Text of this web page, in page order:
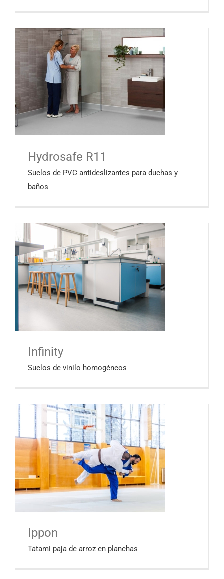
Hydrosafe R11
Suelos de PVC antideslizantes para duchas y
baños
Infinity
Suelos de vinilo homogéneos
Ippon
Tatami paja de arroz en planchas